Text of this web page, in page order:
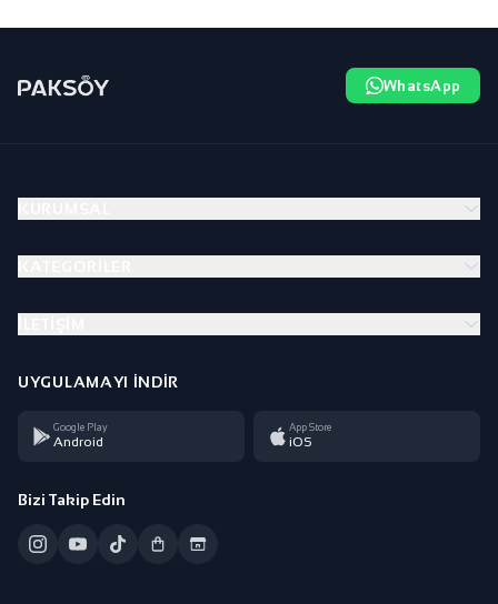
WhatsApp
UYGULAMAYI İNDIR
Google Play
Android
App Store
iOS
Bizi Takip Edin